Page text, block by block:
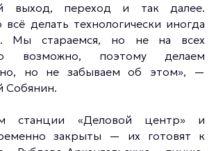
выход, переход и так далее.
делать технологически иногда
Мы стараемся, но не на всех
возможно, поэтому делаем
но не забываем об этом», —
Собянин.
станции «Деловой центр» и
закрыты — их готовят к